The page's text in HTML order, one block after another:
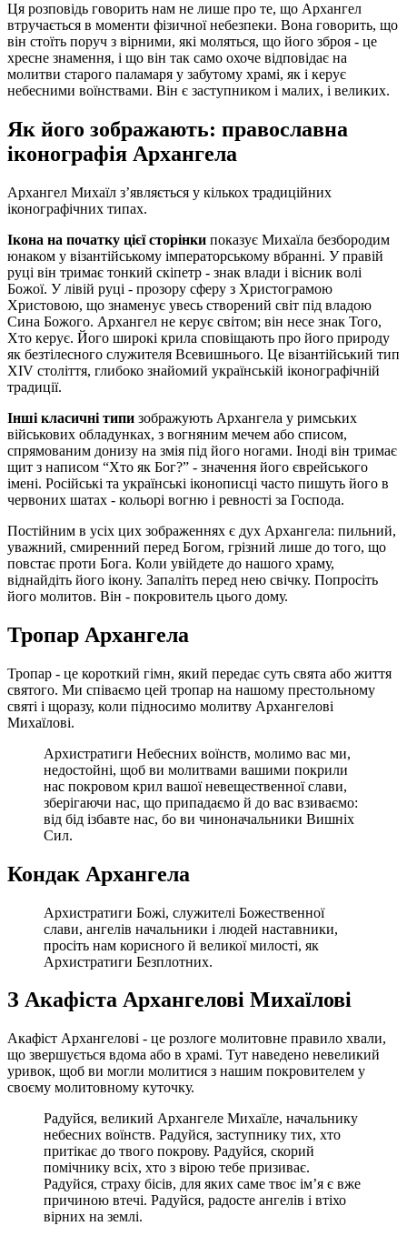
Ця розповідь говорить нам не лише про те, що Архангел
втручається в моменти фізичної небезпеки. Вона говорить, що
він стоїть поруч з вірними, які моляться, що його зброя - це
хресне знамення, і що він так само охоче відповідає на
молитви старого паламаря у забутому храмі, як і керує
небесними воїнствами. Він є заступником і малих, і великих.
Як його зображають: православна
іконографія Архангела
Архангел Михаїл з’являється у кількох традиційних
іконографічних типах.
Ікона на початку цієї сторінки показує Михаїла безбородим
юнаком у візантійському імператорському вбранні. У правій
руці він тримає тонкий скіпетр - знак влади і вісник волі
Божої. У лівій руці - прозору сферу з Христограмою
Христовою, що знаменує увесь створений світ під владою
Сина Божого. Архангел не керує світом; він несе знак Того,
Хто керує. Його широкі крила сповіщають про його природу
як безтілесного служителя Всевишнього. Це візантійський тип
XIV століття, глибоко знайомий українській іконографічній
традиції.
Інші класичні типи зображують Архангела у римських
військових обладунках, з вогняним мечем або списом,
спрямованим донизу на змія під його ногами. Іноді він тримає
щит з написом “Хто як Бог?” - значення його єврейського
імені. Російські та українські іконописці часто пишуть його в
червоних шатах - кольорі вогню і ревності за Господа.
Постійним в усіх цих зображеннях є дух Архангела: пильний,
уважний, смиренний перед Богом, грізний лише до того, що
повстає проти Бога. Коли увійдете до нашого храму,
віднайдіть його ікону. Запаліть перед нею свічку. Попросіть
його молитов. Він - покровитель цього дому.
Тропар Архангела
Тропар - це короткий гімн, який передає суть свята або життя
святого. Ми співаємо цей тропар на нашому престольному
святі і щоразу, коли підносимо молитву Архангелові
Михаїлові.
Архистратиги Небесних воїнств, молимо вас ми,
недостойні, щоб ви молитвами вашими покрили
нас покровом крил вашої невещественної слави,
зберігаючи нас, що припадаємо й до вас взиваємо:
від бід ізбавте нас, бо ви чиноначальники Вишніх
Сил.
Кондак Архангела
Архистратиги Божі, служителі Божественної
слави, ангелів начальники і людей наставники,
просіть нам корисного й великої милості, як
Архистратиги Безплотних.
З Акафіста Архангелові Михаїлові
Акафіст Архангелові - це розлоге молитовне правило хвали,
що звершується вдома або в храмі. Тут наведено невеликий
уривок, щоб ви могли молитися з нашим покровителем у
своєму молитовному куточку.
Радуйся, великий Архангеле Михаїле, начальнику
небесних воїнств. Радуйся, заступнику тих, хто
притікає до твого покрову. Радуйся, скорий
помічнику всіх, хто з вірою тебе призиває.
Радуйся, страху бісів, для яких саме твоє ім’я є вже
причиною втечі. Радуйся, радосте ангелів і втіхо
вірних на землі.